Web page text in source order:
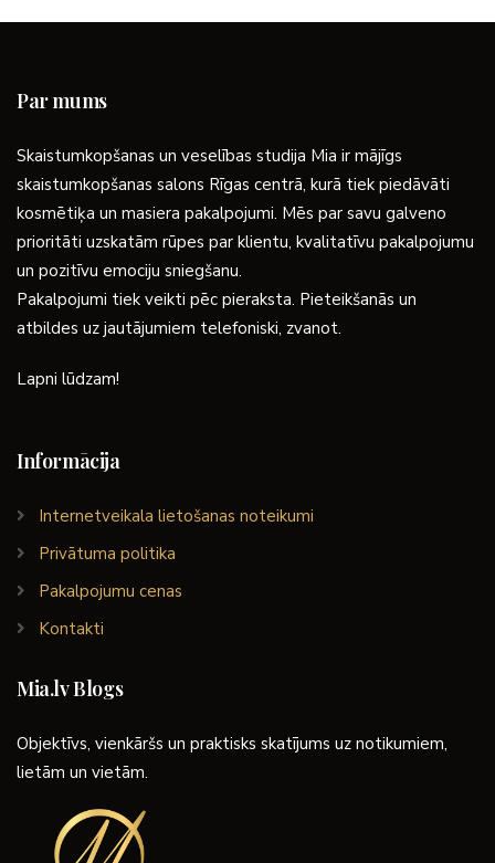
Par mums
Skaistumkopšanas un veselības studija Mia ir mājīgs
skaistumkopšanas salons Rīgas centrā, kurā tiek piedāvāti
kosmētiķa un masiera pakalpojumi. Mēs par savu galveno
prioritāti uzskatām rūpes par klientu, kvalitatīvu pakalpojumu
un pozitīvu emociju sniegšanu.
Pakalpojumi tiek veikti pēc pieraksta. Pieteikšanās un
atbildes uz jautājumiem telefoniski, zvanot.
Lapni lūdzam!
Informācija
Internetveikala lietošanas noteikumi
Privātuma politika
Pakalpojumu cenas
Kontakti
Mia.lv Blogs
Objektīvs, vienkāršs un praktisks skatījums uz notikumiem,
lietām un vietām.